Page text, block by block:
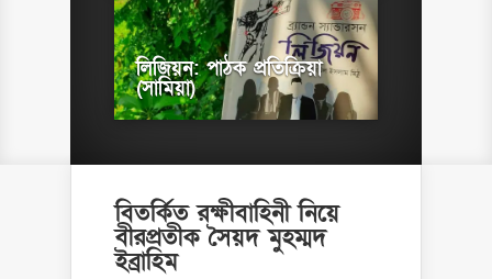
লিজিয়ন: পাঠক প্রতিক্রিয়া
(সামিয়া)
বিতর্কিত রক্ষীবাহিনী নিয়ে
বীরপ্রতীক সৈয়দ মুহম্মদ
ইব্রাহিম